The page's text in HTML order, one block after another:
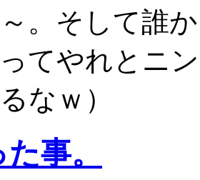
。そして誰
てやれとニ
なｗ）
事。